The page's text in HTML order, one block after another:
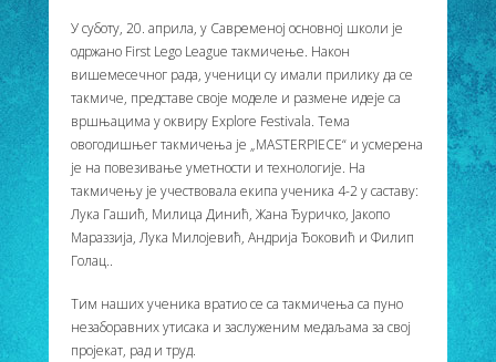
У суботу, 20. априла, у Савременој основној школи је
одржано First Lego League такмичење. Након
вишемесечног рада, ученици су имали прилику да се
такмиче, представе своје моделе и размене идеје са
вршњацима у оквиру Explore Festivalа. Тема
овогодишњег такмичења је „MASTERPIECE“ и усмерена
је на повезивање уметности и технологије. На
такмичењу је учествовала екипа ученика 4-2 у саставу:
Лука Гашић, Милица Динић, Жана Ђуричко, Јакопо
Мараззија, Лука Милојевић, Андрија Ђоковић и Филип
Голац..
Тим наших ученика вратио се са такмичења са пуно
незаборавних утисака и заслуженим медаљама за свој
пројекат, рад и труд.